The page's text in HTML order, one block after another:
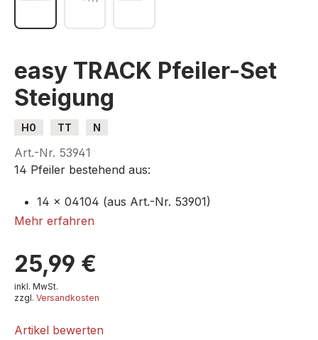
easy TRACK Pfeiler-Set
Steigung
H0 TT N
Art.-Nr. 53941
14 Pfeiler bestehend aus:
14 × 04104 (aus Art.-Nr. 53901)
4 × 04207 (aus Art.-Nr. 53902)
2× 04258 (aus Art.-Nr. 53907)
10× 04272 (aus Art.-Nr. 53943)
10× 04273 (aus Art.-Nr. 53943)
14× 04500 (aus Art.-Nr. 53910)
inklusive Montageschrauben
Pfeilerhöhe
: 63,25 – 150,25 mm
Mehr erfahren
25,99 €
inkl. MwSt.
zzgl. Versandkosten
Artikel bewerten